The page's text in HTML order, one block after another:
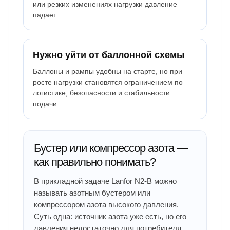
или резких изменениях нагрузки давление
падает.
Нужно уйти от баллонной схемы
Баллоны и рампы удобны на старте, но при
росте нагрузки становятся ограничением по
логистике, безопасности и стабильности
подачи.
Бустер или компрессор азота —
как правильно понимать?
В прикладной задаче Lanfor N2-B можно
называть азотным бустером или
компрессором азота высокого давления.
Суть одна: источник азота уже есть, но его
давления недостаточно для потребителя.